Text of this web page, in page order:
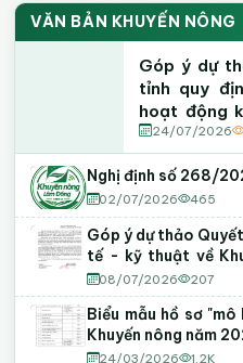
VĂN BẢN KHUYẾN NÔNG
Góp ý dự
tỉnh quy
hoạt động
tỉnh Lâm
24/07/2026
Nghị định số 268/
02/07/2026 465
Góp ý dự thảo
tế - kỹ thuật về
Lâm Đồng
08/07/2026 207
Biểu mẫu hồ sơ
Khuyến nông năm
24/03/2026 1.2K